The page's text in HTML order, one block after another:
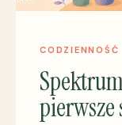
CODZIENNOŚĆ